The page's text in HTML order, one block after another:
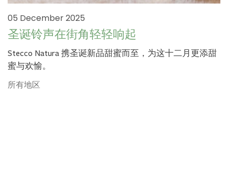
05 December 2025
圣诞铃声在街角轻轻响起
Stecco Natura 携圣诞新品甜蜜而至，为这十二月更添甜
蜜与欢愉。
所有地区